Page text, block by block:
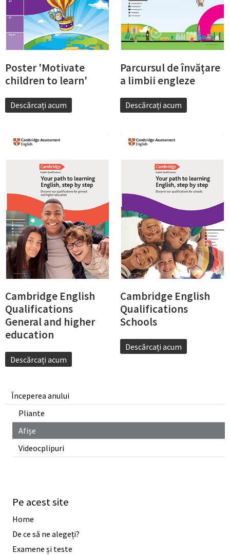
Începerea anului
Pliante
Afișe
Videocplipuri
Poster 'Motivate
children to learn'
Descărcați acum
Parcursul de învățare
a limbii engleze
Descărcați acum
Cambridge English
Qualifications
General and higher
education
Descărcați acum
Cambridge English
Qualifications
Schools
Descărcați acum
Pe acest site
Home
De ce să ne alegeți?
Examene și teste